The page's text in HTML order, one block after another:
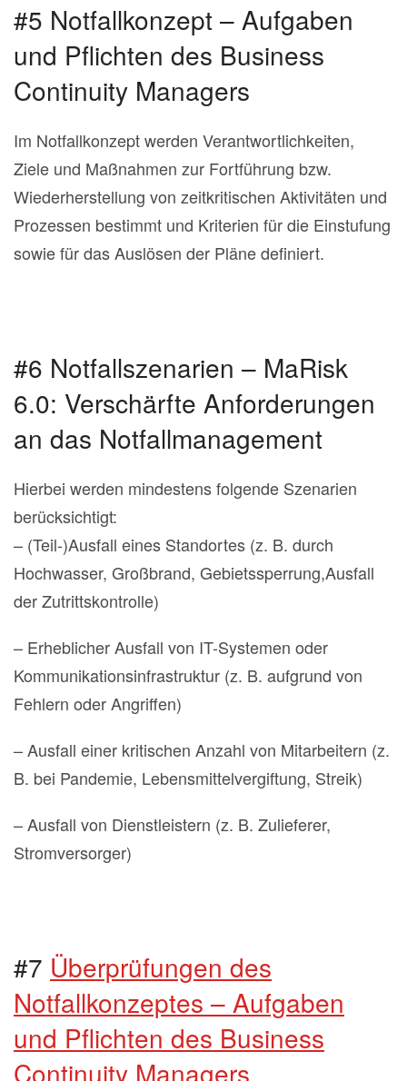
#5 Notfallkonzept – Aufgaben
und Pflichten des Business
Continuity Managers
Im Notfallkonzept werden Verantwortlichkeiten,
Ziele und Maßnahmen zur Fortführung bzw.
Wiederherstellung von zeitkritischen Aktivitäten und
Prozessen bestimmt und Kriterien für die Einstufung
sowie für das Auslösen der Pläne definiert.
#6 Notfallszenarien – MaRisk
6.0: Verschärfte Anforderungen
an das Notfallmanagement
Hierbei werden mindestens folgende Szenarien
berücksichtigt:
– (Teil-)Ausfall eines Standortes (z. B. durch
Hochwasser, Großbrand, Gebietssperrung,Ausfall
der Zutrittskontrolle)
– Erheblicher Ausfall von IT-Systemen oder
Kommunikationsinfrastruktur (z. B. aufgrund von
Fehlern oder Angriffen)
– Ausfall einer kritischen Anzahl von Mitarbeitern (z.
B. bei Pandemie, Lebensmittelvergiftung, Streik)
– Ausfall von Dienstleistern (z. B. Zulieferer,
Stromversorger)
#7 Überprüfungen des
Notfallkonzeptes – Aufgaben
und Pflichten des Business
Continuity Managers